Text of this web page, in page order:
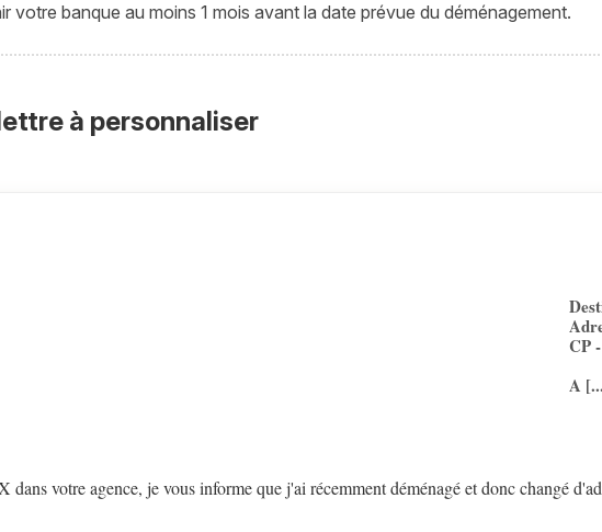
votre banque au moins 1 mois avant la date prévue du déménagement.
à personnaliser
CP
A
votre agence, je vous informe que j'ai récemment déménagé et donc changé